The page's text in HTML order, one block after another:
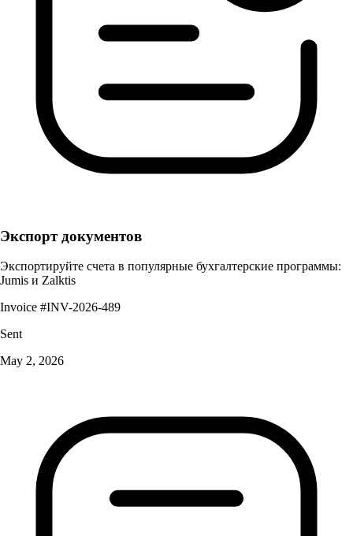
Экспорт документов
Экспортируйте счета в популярные бухгалтерские программы:
Jumis и Zalktis
Invoice #INV-2026-489
Sent
May 2, 2026